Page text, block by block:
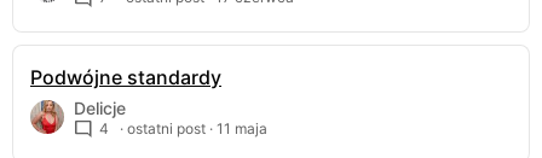
Podwójne standardy
Delicje
4 · ostatni post · 11 maja